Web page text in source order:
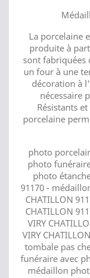
La porcelaine
produite à
sont fabriquées
un four à une
décoration à
nécessaire
Résistants
porcelaine
photo
photo
photo
91170 -
CHATILLON
CHATILLON
VIRY
VIRY
tombale pas
funéraire avec
médaillon